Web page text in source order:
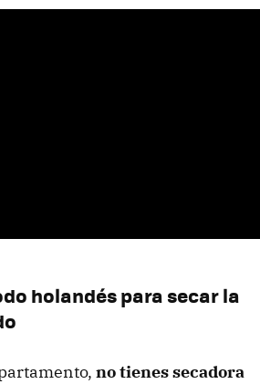
holandés para secar la
no tienes secadora